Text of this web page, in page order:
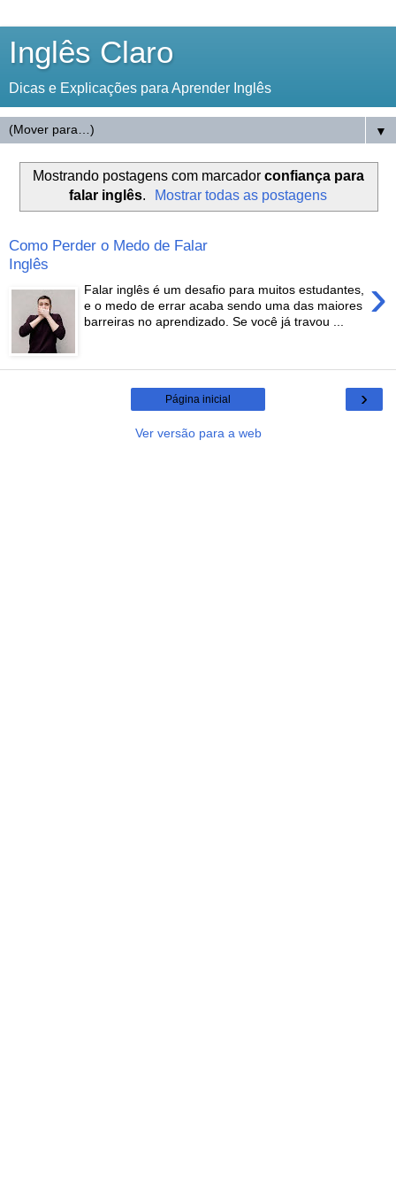
Inglês Claro
Dicas e Explicações para Aprender Inglês
▼
Mostrando postagens com marcador confiança para
falar inglês. Mostrar todas as postagens
Como Perder o Medo de Falar
Inglês
›
Falar inglês é um desafio para muitos estudantes,
e o medo de errar acaba sendo uma das maiores
barreiras no aprendizado. Se você já travou ...
›
Página inicial
Ver versão para a web